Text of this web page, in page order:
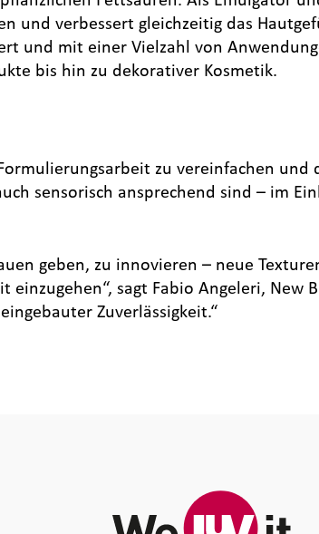
und verbessert gleichzeitig das
und mit einer Vielzahl von
bis hin zu dekorativer Kosmetik.
zu vereinfachen und
sensorisch ansprechend sind – im
geben, zu innovieren – neue
sagt Fabio Angeleri, New
Zuverlässigkeit.“